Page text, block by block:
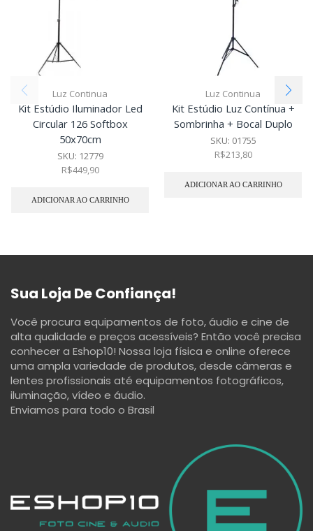
Luz Continua
Kit Estúdio Iluminador Led
Circular 126 Softbox
50x70cm
SKU: 12779
R$449,90
ADICIONAR AO CARRINHO
Luz Continua
Kit Estúdio Luz Contínua +
Sombrinha + Bocal Duplo
SKU: 01755
R$213,80
ADICIONAR AO CARRINHO
Sua Loja De Confiança!
Você procura equipamentos de foto, áudio e cine de
alta qualidade e preços acessíveis? Então você precisa
conhecer a Eshop10! Nossa loja física e online oferece
uma ampla variedade de produtos, desde câmeras e
lentes profissionais até equipamentos fotográficos,
iluminação, vídeo e áudio.
Enviamos para todo o Brasil